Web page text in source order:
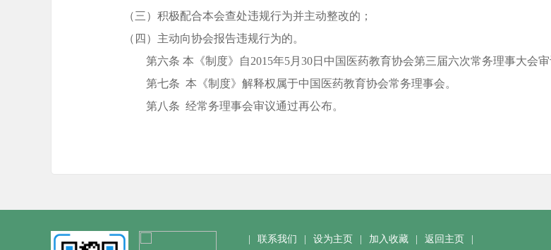
（三）积极配合本会查处违规行为并主动整改的；
（四）主动向协会报告违规行为的。
第六条 本《制度》自2015年5月30日中国医药教育协会第三届六次常务理事大会审
第七条 本《制度》解释权属于中国医药教育协会常务理事会。
第八条 经常务理事会审议通过再公布。
联系我们 设为主页 加入收藏 返回主页